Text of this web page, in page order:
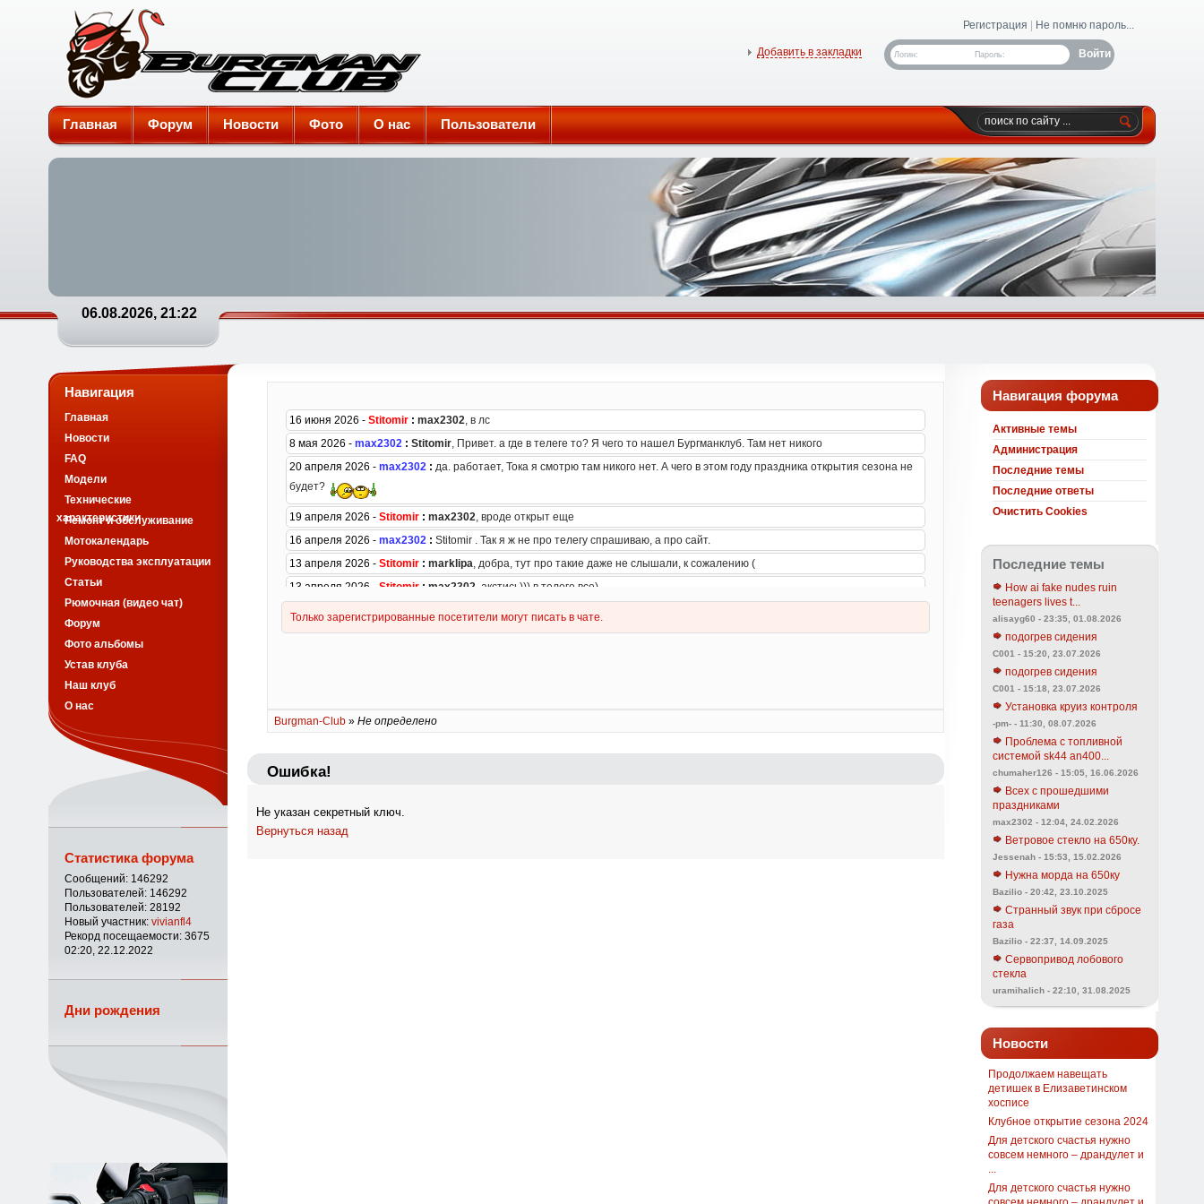
Burgman-Club
Регистрация Не помню пароль...
Логин: Пароль:
Добавить в закладки
Главная Форум Новости Фото О нас Пользователи
06.08.2026, 21:22
Burgman-Club» Не определено
Ошибка!
Не указан секретный ключ.
Вернуться назад
Навигация форума
Активные темы
Администрация
Последние темы
Последние ответы
Очистить Cookies
Последние темы
How ai fake nudes ruin
teenagers lives t...
alisayg60 - 23:35, 01.08.2026
подогрев сидения
C001 - 15:20, 23.07.2026
подогрев сидения
C001 - 15:18, 23.07.2026
Установка круиз контроля
-pm- - 11:30, 08.07.2026
Проблема с топливной
системой sk44 an400...
chumaher126 - 15:05, 16.06.2026
Всех с прошедшими
праздниками
max2302 - 12:04, 24.02.2026
Ветровое стекло на 650ку.
Jessenah - 15:53, 15.02.2026
Нужна морда на 650ку
Bazilio - 20:42, 23.10.2025
Странный звук при сбросе
газа
Bazilio - 22:37, 14.09.2025
Сервопривод лобового
стекла
uramihalich - 22:10, 31.08.2025
Новости
Продолжаем навещать
детишек в Елизаветинском
хосписе
Клубное открытие сезона 2024
Для детского счастья нужно
совсем немного – драндулет и
Для детского счастья нужно
Навигация
Главная
Новости
FAQ
Модели
Технические
характеристики
Ремонт и обслуживание
Мотокалендарь
Руководства эксплуатации
Статьи
Рюмочная (видео чат)
Форум
Фото альбомы
Устав клуба
Наш клуб
О нас
Статистика форума
Сообщений: 146292
Пользователей: 146292
Пользователей: 28192
Новый участник: vivianfl4
Рекорд посещаемости: 3675
02:20, 22.12.2022
Дни рождения